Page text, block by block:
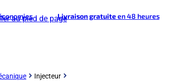
au pied de pageLivraison gratuiteen 48 heures
Injecteur